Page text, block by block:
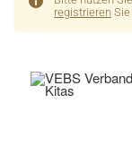
registrieren